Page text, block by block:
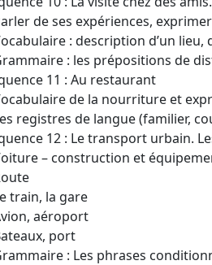
de ses expériences,
: description d’un lieu,
: les prépositions de
11 : Au restaurant
de la nourriture et
registres de langue (familier,
12 : Le transport urbain.
– construction et
train, la gare
aéroport
port
: Les phrases